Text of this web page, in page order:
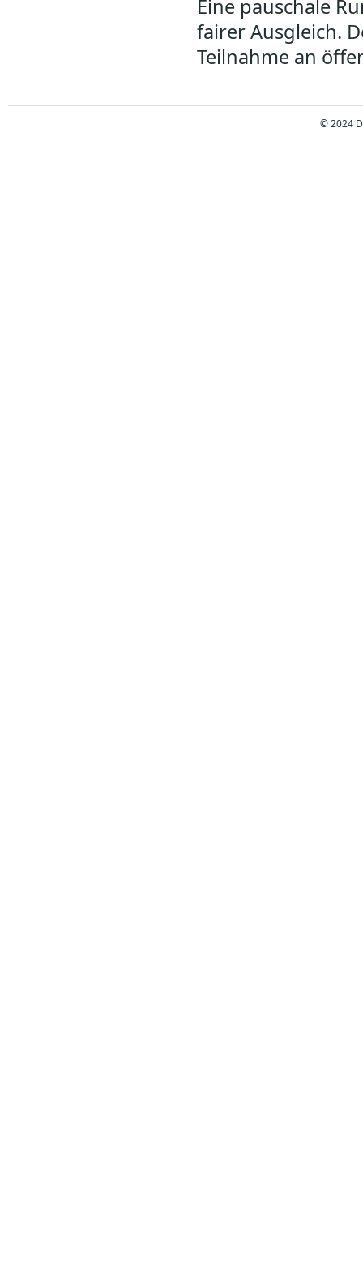
Eine pauschale
fairer Ausgleich.
Teilnahme an
© 2024